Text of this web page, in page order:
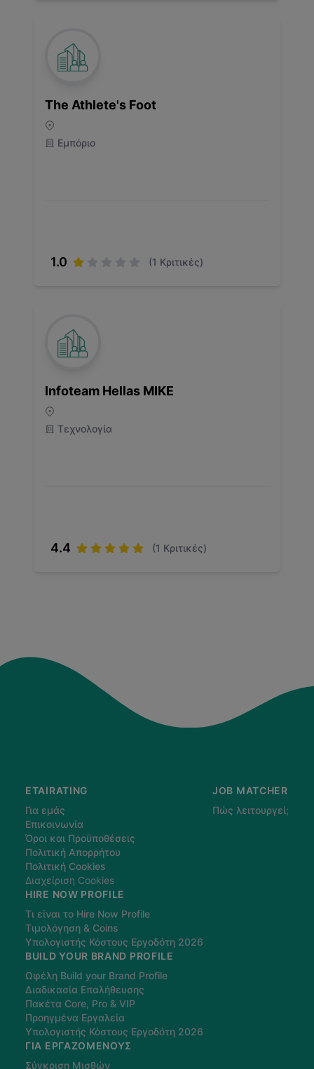
The Athlete's Foot
Εμπόριο
1.0 (1 Κριτικές)
Infoteam Hellas MIKE
Τεχνολογία
4.4 (1 Κριτικές)
ETAIRATING
Για εμάς
Επικοινωνία
Όροι και Προϋποθέσεις
Πολιτική Απορρήτου
Πολιτική Cookies
Διαχείριση Cookies
JOB MATCHER
Πώς λειτουργεί;
HIRE NOW PROFILE
Τι είναι το Hire Now Profile
Τιμολόγηση & Coins
Υπολογιστής Κόστους Εργοδότη 2026
BUILD YOUR BRAND PROFILE
Ωφέλη Build your Brand Profile
Διαδικασία Επαλήθευσης
Πακέτα Core, Pro & VIP
Προηγμένα Εργαλεία
Υπολογιστής Κόστους Εργοδότη 2026
ΓΙΑ ΕΡΓΑΖΌΜΕΝΟΥΣ
Σύγκριση Μισθών